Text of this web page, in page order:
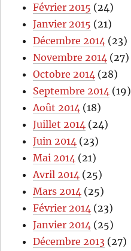
Février 2015 (24)
Janvier 2015 (21)
Décembre 2014 (23)
Novembre 2014 (27)
Octobre 2014 (28)
Septembre 2014 (19)
Août 2014 (18)
Juillet 2014 (24)
Juin 2014 (23)
Mai 2014 (21)
Avril 2014 (25)
Mars 2014 (25)
Février 2014 (23)
Janvier 2014 (25)
Décembre 2013 (27)